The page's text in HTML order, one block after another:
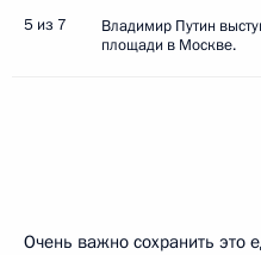
5 из 7
Владимир Путин
площади в Москве.
Очень важно сохранить это